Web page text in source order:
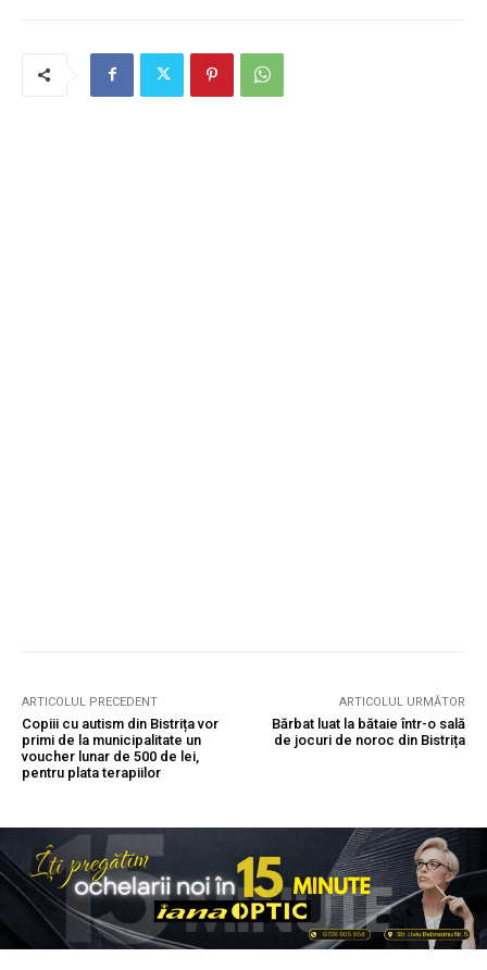
ARTICOLUL PRECEDENT
Copiii cu autism din Bistrița vor
primi de la municipalitate un
voucher lunar de 500 de lei,
pentru plata terapiilor
ARTICOLUL URMĂTOR
Bărbat luat la bătaie într-o sală
de jocuri de noroc din Bistrița